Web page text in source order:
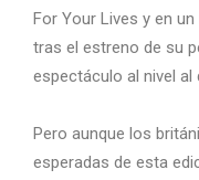
For Your Lives y en
tras el estreno de su
espectáculo al nivel al
Pero aunque los
esperadas de esta